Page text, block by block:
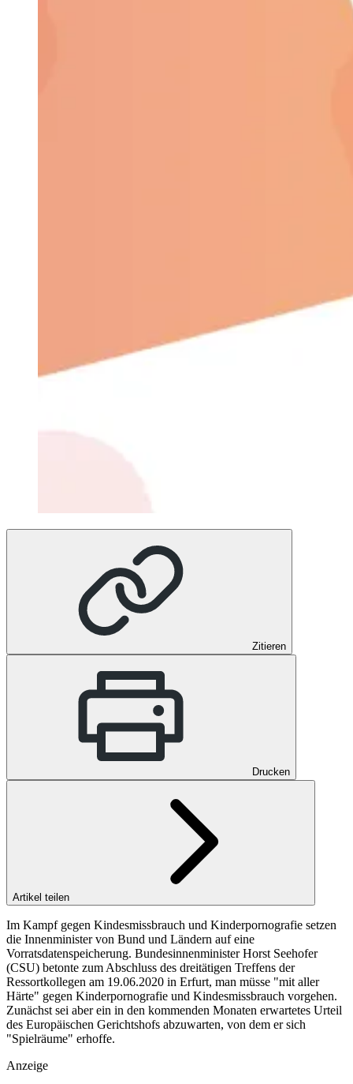
Zitieren
Drucken
Artikel teilen
Im Kampf gegen Kindesmissbrauch und Kinderpornografie setzen
die Innenminister von Bund und Ländern auf eine
Vorratsdatenspeicherung. Bundesinnenminister Horst Seehofer
(CSU) betonte zum Abschluss des dreitätigen Treffens der
Ressortkollegen am 19.06.2020 in Erfurt, man müsse "mit aller
Härte" gegen Kinderpornografie und Kindesmissbrauch vorgehen.
Zunächst sei aber ein in den kommenden Monaten erwartetes Urteil
des Europäischen Gerichtshofs abzuwarten, von dem er sich
"Spielräume" erhoffe.
Anzeige